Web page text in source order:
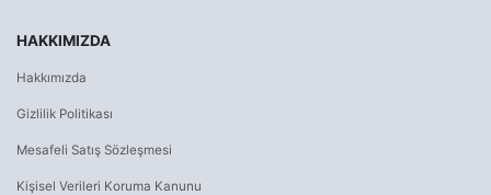
HAKKIMIZDA
Hakkımızda
Gizlilik Politikası
Mesafeli Satış Sözleşmesi
Kişisel Verileri Koruma Kanunu